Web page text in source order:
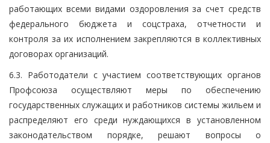
работающих всеми видами оздоровления за счет средств
федерального бюджета и соцстраха, отчетности и
контроля за их исполнением закрепляются в коллективных
договорах организаций.
6.3. Работодатели с участием соответствующих органов
Профсоюза осуществляют меры по обеспечению
государственных служащих и работников системы жильем и
распределяют его среди нуждающихся в установленном
законодательством порядке, решают вопросы о